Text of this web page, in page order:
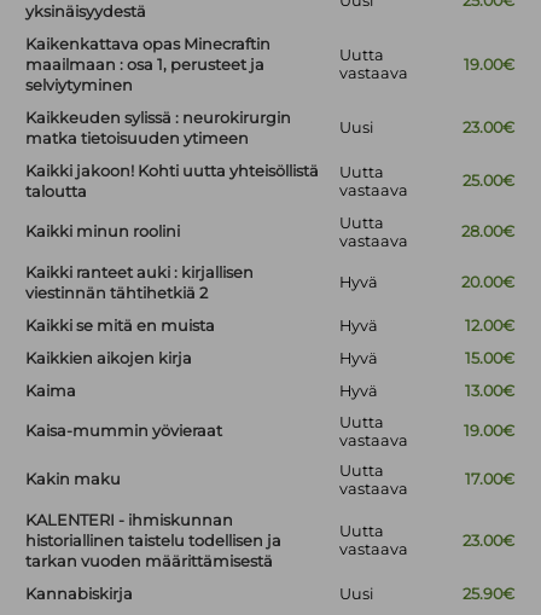
yksinäisyydestä
Kaikenkattava opas Minecraftin
maailmaan : osa 1, perusteet ja
selviytyminen
Uutta
vastaava
19.00€
Kaikkeuden sylissä : neurokirurgin
matka tietoisuuden ytimeen
Uusi 23.00€
Kaikki jakoon! Kohti uutta yhteisöllistä
taloutta
Uutta
vastaava
25.00€
Kaikki minun roolini
Uutta
vastaava
28.00€
Kaikki ranteet auki : kirjallisen
viestinnän tähtihetkiä 2
Hyvä 20.00€
Kaikki se mitä en muista Hyvä
12.00€
Kaikkien aikojen kirja
Hyvä
15.00€
Kaima
Hyvä 13.00€
Kaisa-mummin yövieraat
Uutta
vastaava
19.00€
Kakin maku
Uutta
vastaava
17.00€
KALENTERI - ihmiskunnan
historiallinen taistelu todellisen ja
tarkan vuoden määrittämisestä
Uutta
vastaava
23.00€
Kannabiskirja Uusi 25.90€